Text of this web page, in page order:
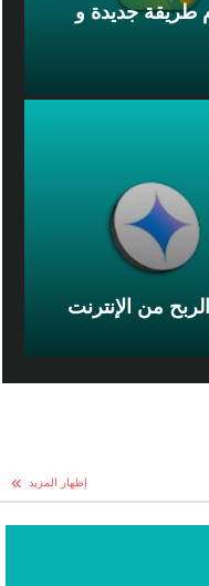
طريقة جديدة و
من الإنترنت
إظهار المزيد